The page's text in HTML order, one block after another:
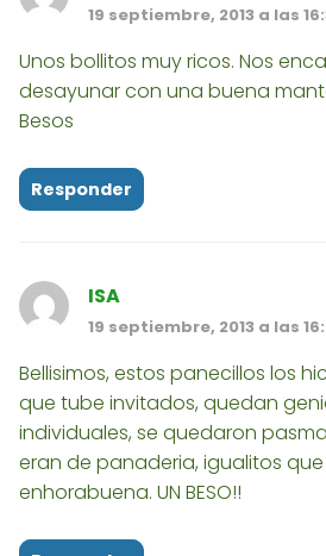
19 septiembre, 2013 a las
Unos bollitos muy ricos. Nos
desayunar con una buena
Besos
Responder
ISA
19 septiembre, 2013 a las
Bellisimos, estos panecillos los
que tube invitados, quedan
individuales, se quedaron
eran de panaderia, igualitos
enhorabuena. UN BESO!!